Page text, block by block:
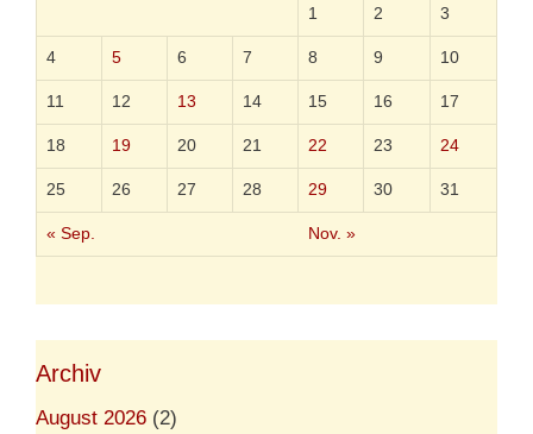
« Sep. Nov. »
1 2 3
4 5 6 7 8 9 10
11 12 13 14 15 16 17
18 19 20 21 22 23 24
25 26 27 28 29 30 31
Archiv
August 2026 (2)